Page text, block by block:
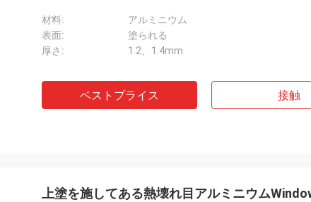
材料:
アルミニウム
表面:
塗られる
厚さ:
1.2、1.4mm
ベストプライス 接触
上塗を施してある熱壊れ目アルミニウム